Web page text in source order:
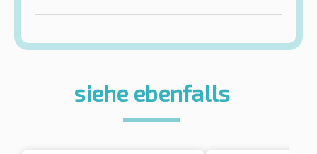
siehe ebenfalls